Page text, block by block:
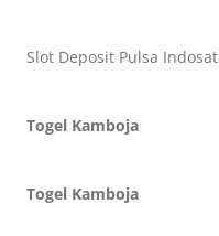
Slot Deposit Pulsa Indosat
Togel Kamboja
Togel Kamboja